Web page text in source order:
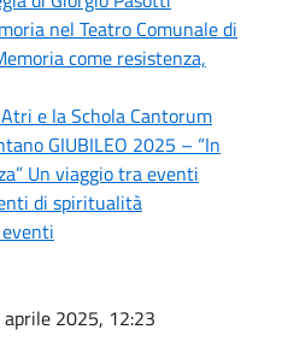
nel Teatro Comunale di
come resistenza,
e la Schola Cantorum
GIUBILEO 2025 – “In
Un viaggio tra eventi
di spiritualità
aprile 2025, 12:23